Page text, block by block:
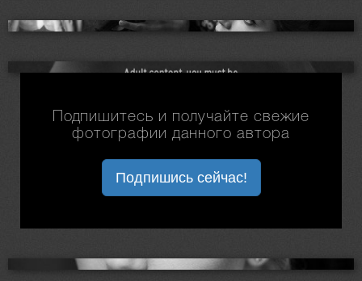
Подпишитесь и получайте свежие
фотографии данного автора
Подпишись сейчас!